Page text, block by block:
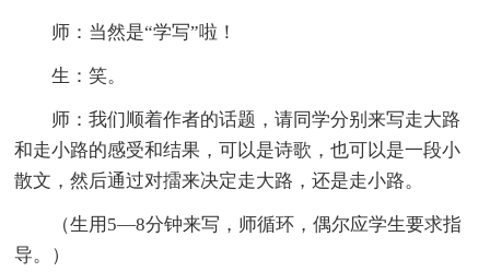
师：当然是“学写”啦！
生：笑。
师：我们顺着作者的话题，请同学分别来写走大路
和走小路的感受和结果，可以是诗歌，也可以是一段小
散文，然后通过对擂来决定走大路，还是走小路。
（生用5—8分钟来写，师循环，偶尔应学生要求指
导。）